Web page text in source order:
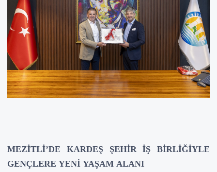
MEZİTLİ’DE KARDEŞ ŞEHİR İŞ BİRLİĞİYLE
GENÇLERE YENİ YAŞAM ALANI